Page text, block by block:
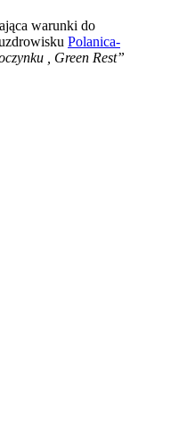
warunki do
Polanica-
, Green Rest”